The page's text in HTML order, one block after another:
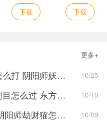
下载
下载
更多+
阴阳师妖行试炼第五天怎么打 阴阳师妖行试炼第五天阵容搭配 10/25
阴阳师东方夜雀食堂一周目怎么过 东方夜雀食堂一周目通关方法 10/10
阴阳师劫财猫作用介绍 阴阳师劫财猫怎么用 10/09